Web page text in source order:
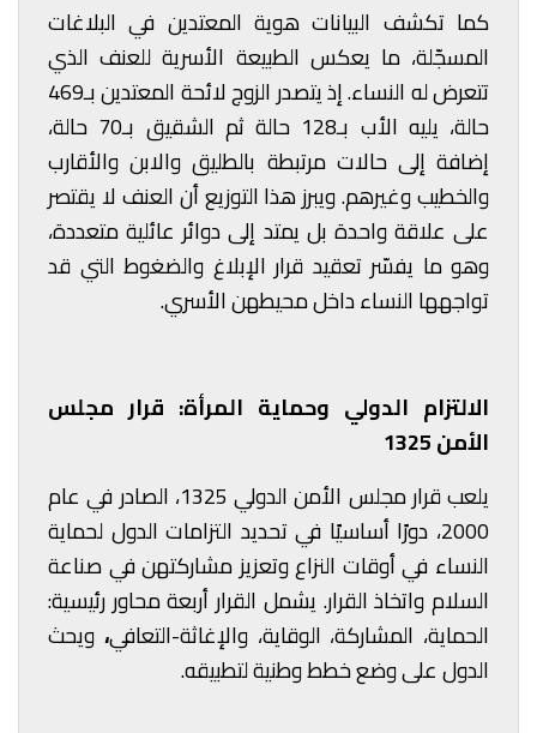
كما تكشف البيانات هوية المعتدين في البلاغات
المسجّلة، ما يعكس الطبيعة الأسرية للعنف الذي
تتعرض له النساء. إذ يتصدر الزوج لائحة المعتدين بـ469
حالة، يليه الأب بـ128 حالة ثم الشقيق بـ70 حالة،
إضافة إلى حالات مرتبطة بالطليق والابن والأقارب
والخطيب وغيرهم. ويبرز هذا التوزيع أن العنف لا يقتصر
على علاقة واحدة بل يمتد إلى دوائر عائلية متعددة،
وهو ما يفسّر تعقيد قرار الإبلاغ والضغوط التي قد
تواجهها النساء داخل محيطهن الأسري.
الالتزام الدولي وحماية المرأة: قرار مجلس
الأمن 1325
يلعب قرار مجلس الأمن الدولي 1325، الصادر في عام
2000، دورًا أساسيًا في تحديد التزامات الدول لحماية
النساء في أوقات النزاع وتعزيز مشاركتهن في صناعة
السلام واتخاذ القرار. يشمل القرار أربعة محاور رئيسية:
الحماية، المشاركة، الوقاية، والإغاثة-التعافي، ويحث
الدول على وضع خطط وطنية لتطبيقه.